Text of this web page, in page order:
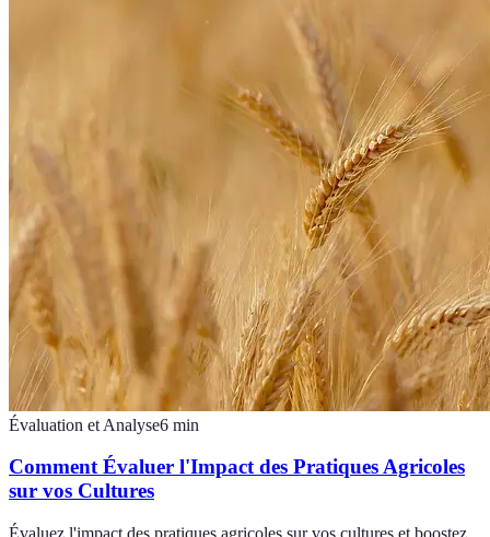
Évaluation et Analyse6 min
Comment Évaluer l'Impact des Pratiques Agricoles
sur vos Cultures
Évaluez l'impact des pratiques agricoles sur vos cultures et boostez